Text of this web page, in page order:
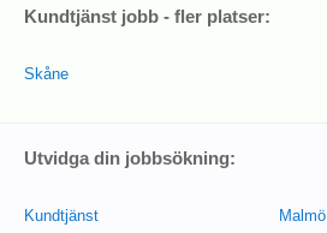
Kundtjänst jobb - fler platser:
Skåne
Utvidga din jobbsökning:
Kundtjänst Malmö